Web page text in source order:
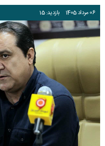
06مرداد1405 بازدید: 15